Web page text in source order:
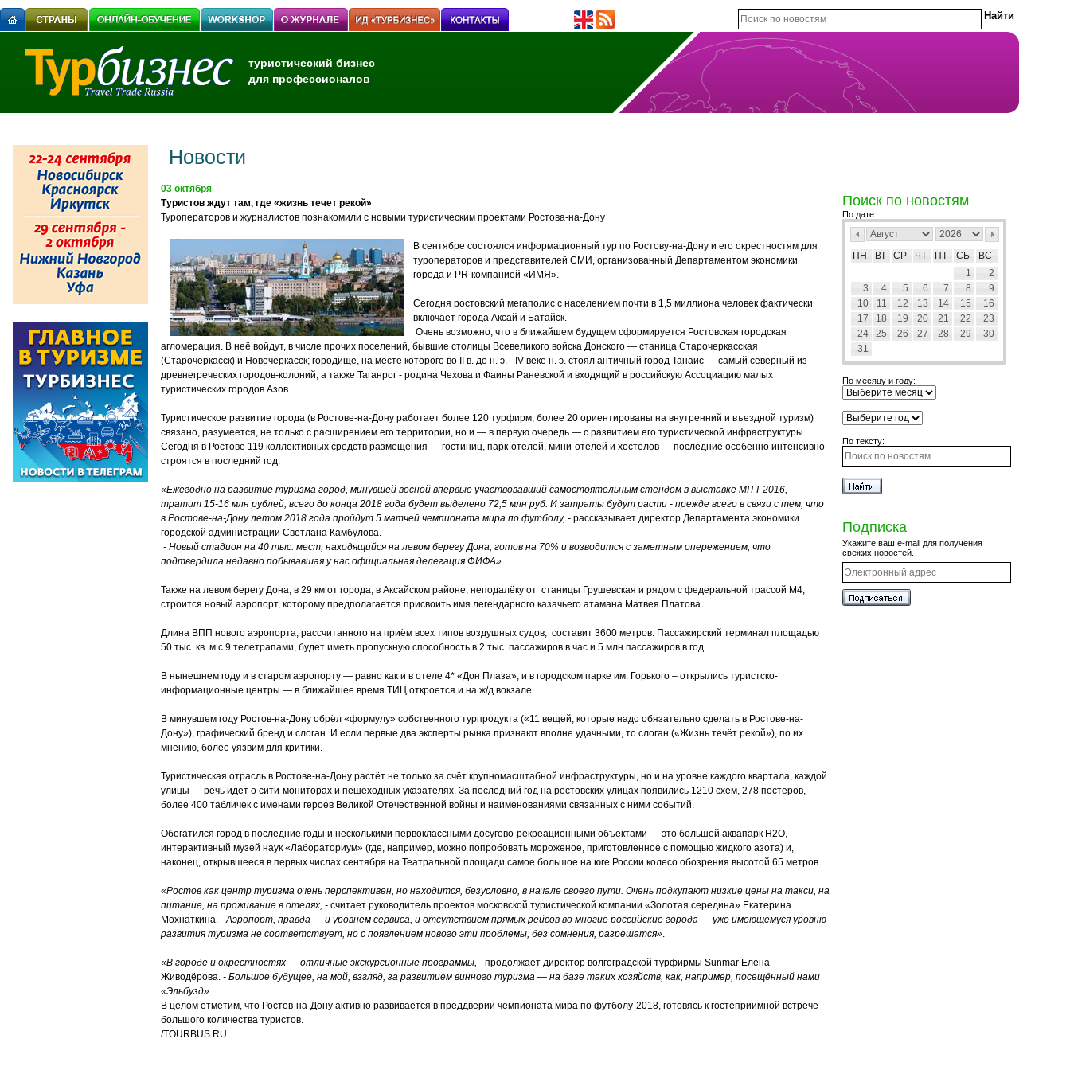
туристический бизнес
для профессионалов
Новости
03 октября
Туристов ждут там, где «жизнь течет рекой»
Туроператоров и журналистов познакомили с новыми туристическим проектами Ростова-на-Дону
В сентябре состоялся информационный тур по Ростову-на-Дону и его окрестностям для
туроператоров и представителей СМИ, организованный Департаментом экономики
города и PR-компанией «ИМЯ».
Сегодня ростовский мегаполис с населением почти в 1,5 миллиона человек фактически
включает города Аксай и Батайск.
Очень возможно, что в ближайшем будущем сформируется Ростовская городская
агломерация. В неё войдут, в числе прочих поселений, бывшие столицы Всевеликого войска Донского — станица Старочеркасская
(Старочеркасск) и Новочеркасск; городище, на месте которого во II в. до н. э. - IV веке н. э. стоял античный город Танаис — самый северный из
древнегреческих городов-колоний, а также Таганрог - родина Чехова и Фаины Раневской и входящий в российскую Ассоциацию малых
туристических городов Азов.
Туристическое развитие города (в Ростове-на-Дону работает более 120 турфирм, более 20 ориентированы на внутренний и въездной туризм)
связано, разумеется, не только с расширением его территории, но и — в первую очередь — с развитием его туристической инфраструктуры.
Сегодня в Ростове 119 коллективных средств размещения — гостиниц, парк-отелей, мини-отелей и хостелов — последние особенно интенсивно
строятся в последний год.
«Ежегодно на развитие туризма город, минувшей весной впервые участвовавший самостоятельным стендом в выставке MITT-2016,
тратит 15-16 млн рублей, всего до конца 2018 года будет выделено 72,5 млн руб. И затраты будут расти - прежде всего в связи с тем, что
в Ростове-на-Дону летом 2018 года пройдут 5 матчей чемпионата мира по футболу, - рассказывает директор Департамента экономики
городской администрации Светлана Камбулова.
- Новый стадион на 40 тыс. мест, находящийся на левом берегу Дона, готов на 70% и возводится с заметным опережением, что
подтвердила недавно побывавшая у нас официальная делегация ФИФА».
Также на левом берегу Дона, в 29 км от города, в Аксайском районе, неподалёку от станицы Грушевская и рядом с федеральной трассой М4,
строится новый аэропорт, которому предполагается присвоить имя легендарного казачьего атамана Матвея Платова.
Длина ВПП нового аэропорта, рассчитанного на приём всех типов воздушных судов, составит 3600 метров. Пассажирский терминал площадью
50 тыс. кв. м с 9 телетрапами, будет иметь пропускную способность в 2 тыс. пассажиров в час и 5 млн пассажиров в год.
В нынешнем году и в старом аэропорту — равно как и в отеле 4* «Дон Плаза», и в городском парке им. Горького – открылись туристско-
информационные центры — в ближайшее время ТИЦ откроется и на ж/д вокзале.
В минувшем году Ростов-на-Дону обрёл «формулу» собственного турпродукта («11 вещей, которые надо обязательно сделать в Ростове-на-
Дону»), графический бренд и слоган. И если первые два эксперты рынка признают вполне удачными, то слоган («Жизнь течёт рекой»), по их
мнению, более уязвим для критики.
Туристическая отрасль в Ростове-на-Дону растёт не только за счёт крупномасштабной инфраструктуры, но и на уровне каждого квартала, каждой
улицы — речь идёт о сити-мониторах и пешеходных указателях. За последний год на ростовских улицах появились 1210 схем, 278 постеров,
более 400 табличек с именами героев Великой Отечественной войны и наименованиями связанных с ними событий.
Обогатился город в последние годы и несколькими первоклассными досугово-рекреационными объектами — это большой аквапарк Н2О,
интерактивный музей наук «Лабораториум» (где, например, можно попробовать мороженое, приготовленное с помощью жидкого азота) и,
наконец, открывшееся в первых числах сентября на Театральной площади самое большое на юге России колесо обозрения высотой 65 метров.
«Ростов как центр туризма очень перспективен, но находится, безусловно, в начале своего пути. Очень подкупают низкие цены на такси, на
питание, на проживание в отелях, - считает руководитель проектов московской туристической компании «Золотая середина» Екатерина
Мохнаткина. - Аэропорт, правда — и уровнем сервиса, и отсутствием прямых рейсов во многие российские города — уже имеющемуся уровню
развития туризма не соответствует, но с появлением нового эти проблемы, без сомнения, разрешатся».
«В городе и окрестностях — отличные экскурсионные программы, - продолжает директор волгоградской турфирмы Sunmar Елена
Живодёрова. - Большое будущее, на мой, взгляд, за развитием винного туризма — на базе таких хозяйств, как, например, посещённый нами
«Эльбузд».
В целом отметим, что Ростов-на-Дону активно развивается в преддверии чемпионата мира по футболу-2018, готовясь к гостеприимной встрече
большого количества туристов.
/TOURBUS.RU
Поиск по новостям
По дате:
ПН ВТ СР ЧТ ПТ СБ
ВС
1
2
3
4 5 6 7 8
9
10
11 12 13 14 15
16
17
18 19 20 21 22
23
24
25 26 27 28 29
30
31
По месяцу и году:
По тексту:
Подписка
Укажите ваш e-mail для получения
свежих новостей.